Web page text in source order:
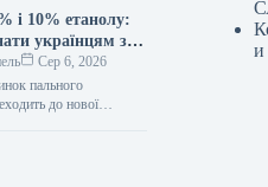
і 10% етанолу:
українцям з 1
Сер 6, 2026
пального
до нової
запрацюють
до…
и